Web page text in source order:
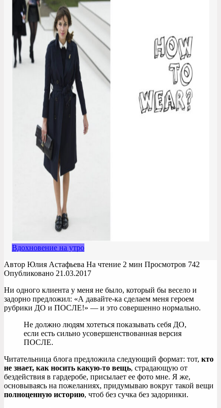
Вдохновение на утро
Автор Юлия Астафьева На чтение 2 мин Просмотров 742
Опубликовано 21.03.2017
Ни одного клиента у меня не было, который бы весело и
задорно предложил: «А давайте-ка сделаем меня героем
рубрики ДО и ПОСЛЕ!» — и это совершенно нормально.
Не должно людям хотеться показывать себя ДО,
если есть сильно усовершенствованная версия
ПОСЛЕ.
Читательница блога предложила следующий формат: тот, кто
не знает, как носить какую-то вещь, страдающую от
бездействия в гардеробе, присылает ее фото мне. Я же,
основываясь на пожеланиях, придумываю вокруг такой вещи
полноценную историю, чтоб без сучка без задоринки.